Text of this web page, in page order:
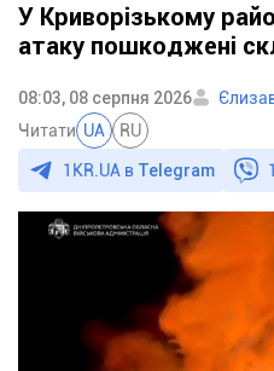
У Криворізькому
атаку пошкоджені
08:03, 08 серпня 2026
Читати UA RU
1KR.UA в Telegram